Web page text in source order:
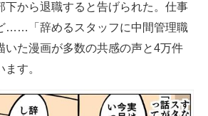
トレンド
スの未来
選べる
から退職すると告げられた。仕事
……「辞めるスタッフに中間管理職
いた漫画が多数の共感の声と4万件
す。